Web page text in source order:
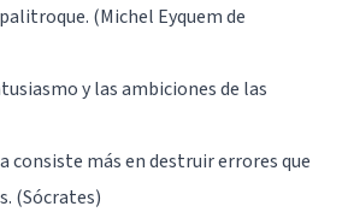
(Michel Eyquem de
y las ambiciones de las
consiste más en destruir errores que
(Sócrates)